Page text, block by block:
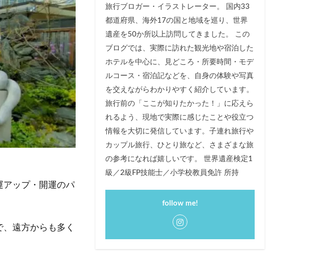
アップ・開運のパ
遠方からも多く
旅行ブロガー・イラストレーター。 国内33
都道府県、海外17の国と地域を巡り、世界
遺産を50か所以上訪問してきました。 この
ブログでは、実際に訪れた観光地や宿泊した
ホテルを中心に、見どころ・所要時間・モデ
ルコース・宿泊記などを、自身の体験や写真
を交えながらわかりやすく紹介しています。
旅行前の「ここが知りたかった！」に応えら
れるよう、現地で実際に感じたことや役立つ
情報を大切に発信しています。子連れ旅行や
カップル旅行、ひとり旅など、さまざまな旅
の参考になれば嬉しいです。 世界遺産検定1
級／2級FP技能士／小学校教員免許 所持
follow me!